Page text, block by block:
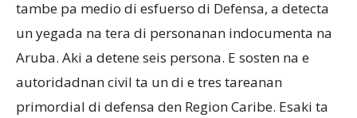
tambe pa medio di esfuerso di Defensa, a detecta
un yegada na tera di personanan indocumenta na
Aruba. Aki a detene seis persona. E sosten na e
autoridadnan civil ta un di e tres tareanan
primordial di defensa den Region Caribe. Esaki ta